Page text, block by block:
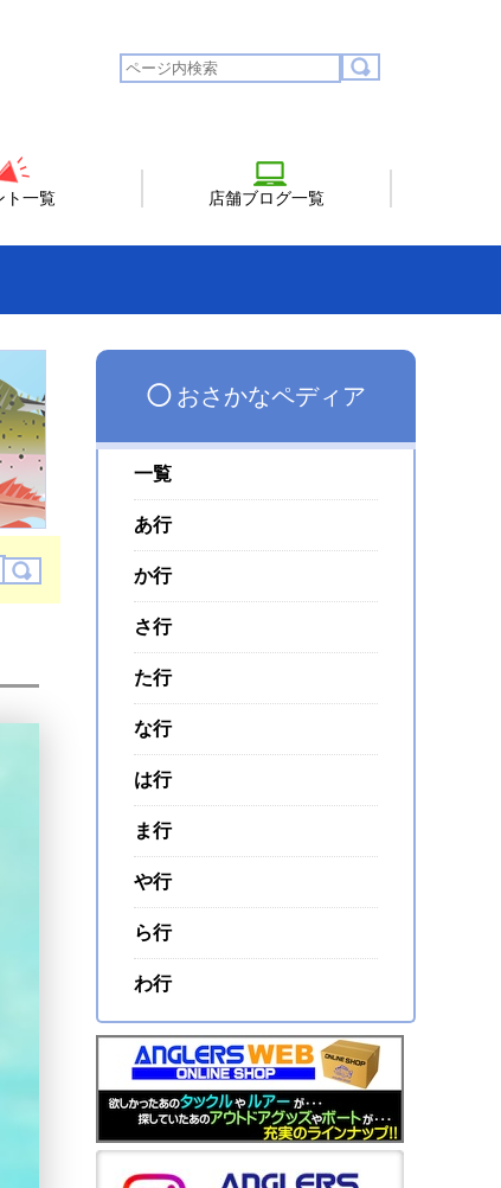
ト一覧 店舗ブログ一覧
◯おさかなペディア
一覧
あ行
か行
さ行
た行
な行
は行
ま行
や行
ら行
わ行